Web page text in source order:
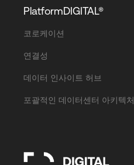
PlatformDIGITAL®
코로케이션
연결성
데이터 인사이트 허브
포괄적인 데이터센터 아키텍처